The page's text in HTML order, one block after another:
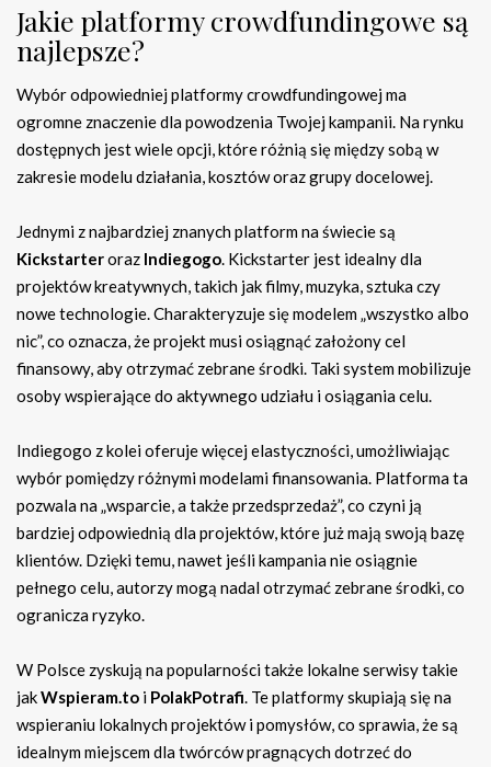
Jakie platformy crowdfundingowe są
najlepsze?
Wybór odpowiedniej platformy crowdfundingowej ma
ogromne znaczenie dla powodzenia Twojej kampanii. Na rynku
dostępnych jest wiele opcji, które różnią się między sobą w
zakresie modelu działania, kosztów oraz grupy docelowej.
Jednymi z najbardziej znanych platform na świecie są
Kickstarteroraz Indiegogo . Kickstarter jest idealny dla
projektów kreatywnych, takich jak filmy, muzyka, sztuka czy
nowe technologie. Charakteryzuje się modelem „wszystko albo
nic”, co oznacza, że projekt musi osiągnąć założony cel
finansowy, aby otrzymać zebrane środki. Taki system mobilizuje
osoby wspierające do aktywnego udziału i osiągania celu.
Indiegogo z kolei oferuje więcej elastyczności, umożliwiając
wybór pomiędzy różnymi modelami finansowania. Platforma ta
pozwala na „wsparcie, a także przedsprzedaż”, co czyni ją
bardziej odpowiednią dla projektów, które już mają swoją bazę
klientów. Dzięki temu, nawet jeśli kampania nie osiągnie
pełnego celu, autorzy mogą nadal otrzymać zebrane środki, co
ogranicza ryzyko.
W Polsce zyskują na popularności także lokalne serwisy takie
jakWspieram.to i PolakPotrafi . Te platformy skupiają się na
wspieraniu lokalnych projektów i pomysłów, co sprawia, że są
idealnym miejscem dla twórców pragnących dotrzeć do